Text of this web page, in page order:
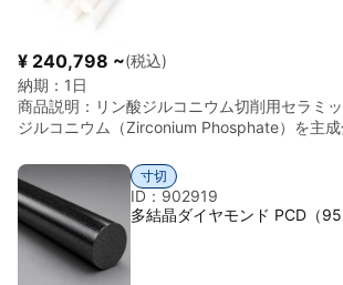
棒 密度 約2.33 g/cm³ 特徴 半導体特性、耐熱
的安定性
¥ 240,798 ~(税込)
納期： 1日
商品説明： リン酸ジルコニウム切削用セラミ
ジルコニウム（Zirconium Phosphate）を主
は、セラミックでありながら切削加工が可能で
性、優れた電気絶縁性、低熱膨張性および耐薬
る。精密加工が必要な絶縁部品や高温部材に適
状で供給され、電気絶縁部材、半導体装置部品
精密機械部品、研究用途などで使用される。
材料 リン酸ジルコニウム セラミック 形状 丸
寸切
ID：902919
多結晶ダイヤモンド PCD（